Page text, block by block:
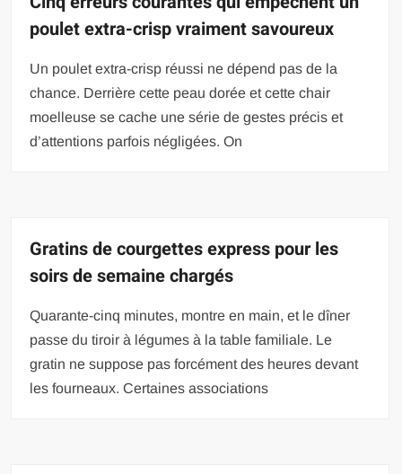
poulet extra-crisp vraiment savoureux
Un poulet extra-crisp réussi ne dépend pas de la
chance. Derrière cette peau dorée et cette chair
moelleuse se cache une série de gestes précis et
d’attentions parfois négligées. On
Gratins de courgettes express pour les
soirs de semaine chargés
Quarante-cinq minutes, montre en main, et le dîner
passe du tiroir à légumes à la table familiale. Le
gratin ne suppose pas forcément des heures devant
les fourneaux. Certaines associations